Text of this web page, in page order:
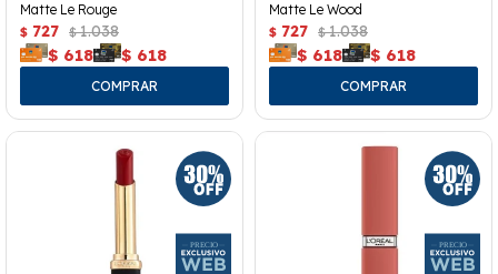
Matte Le Rouge
$ 727 $ 1.038
$ 618 $ 618
Matte Le Wood
$ 727 $ 1.038
$ 618 $ 618